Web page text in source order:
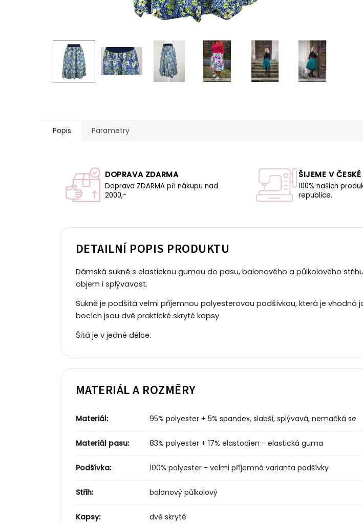
Popis Parametry
DOPRAVA ZDARMA
Doprava ZDARMA při nákupu nad
2000,-
ŠIJEME V ČESKÉ
100% našich
republice.
DETAILNÍ POPIS PRODUKTU
Dámská sukně s elastickou gumou do pasu, balonového a půlkolového
objem i splývavost.
Sukně je podšitá velmi příjemnou polyesterovou podšívkou, která je
bocích jsou dvě praktické skryté kapsy.
Šitá je v jedné délce.
MATERIÁL A ROZMĚRY
Materiál: 95% polyester + 5% spandex, slabší, splývavá, nemačká se
Materiál pasu: 83% polyester + 17% elastodien - elastická guma
Podšívka: 100% polyester - velmi příjemná varianta podšívky
Střih: balonový půlkolový
Kapsy: dvě skryté